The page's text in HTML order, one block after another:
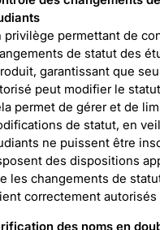
privilège permettant de
de statut des
garantissant que
peut modifier le
permet de gérer et de
de statut, en
ne puissent être
des dispositions
les changements de
correctement autorisés
des noms en